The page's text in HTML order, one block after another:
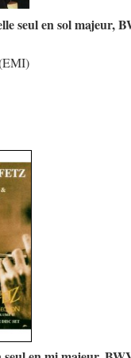
seul en sol majeur,